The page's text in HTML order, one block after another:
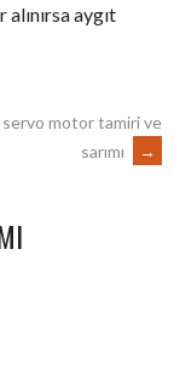
aygıt
motor tamiri ve
sarımı
→